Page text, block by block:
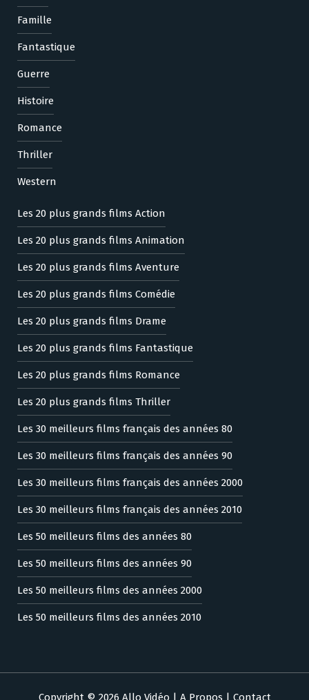
Famille
Fantastique
Guerre
Histoire
Romance
Thriller
Western
Les 20 plus grands films Action
Les 20 plus grands films Animation
Les 20 plus grands films Aventure
Les 20 plus grands films Comédie
Les 20 plus grands films Drame
Les 20 plus grands films Fantastique
Les 20 plus grands films Romance
Les 20 plus grands films Thriller
Les 30 meilleurs films français des années 80
Les 30 meilleurs films français des années 90
Les 30 meilleurs films français des années 2000
Les 30 meilleurs films français des années 2010
Les 50 meilleurs films des années 80
Les 50 meilleurs films des années 90
Les 50 meilleurs films des années 2000
Les 50 meilleurs films des années 2010
Copyright © 2026 Allo Vidéo | A Propos | Contact